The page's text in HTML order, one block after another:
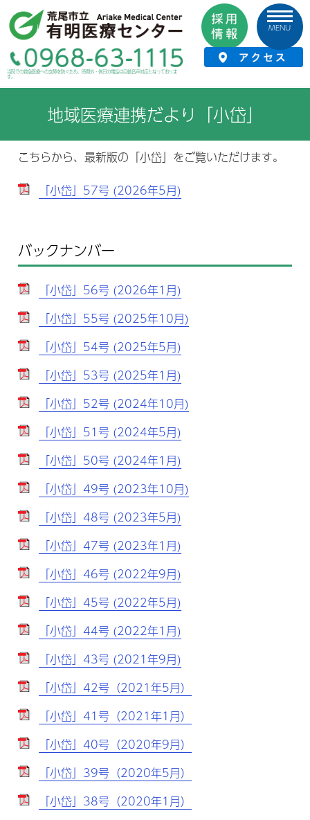
当院での救急医療への支障を防ぐため、時間外・休日の電話は自動音声対応となっておりま
す。
MENU
HOME › 患者サポート・医療連携室 › 地域医療連携だより「小岱」
地域医療連携だより「小岱」
こちらから、最新版の「小岱」をご覧いただけます。
「小岱」57号 (2026年5月)
バックナンバー
「小岱」56号 (2026年1月)
「小岱」55号 (2025年10月)
「小岱」54号 (2025年5月)
「小岱」53号 (2025年1月)
「小岱」52号 (2024年10月)
「小岱」51号 (2024年5月)
「小岱」50号 (2024年1月)
「小岱」49号 (2023年10月)
「小岱」48号 (2023年5月)
「小岱」47号 (2023年1月)
「小岱」46号 (2022年9月)
「小岱」45号 (2022年5月)
「小岱」44号 (2022年1月)
「小岱」43号 (2021年9月)
「小岱」42号（2021年5月）
「小岱」41号（2021年1月）
「小岱」40号（2020年9月）
「小岱」39号（2020年5月）
「小岱」38号（2020年1月）